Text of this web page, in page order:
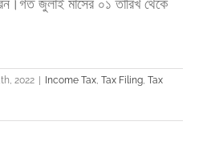
জুলাই মাসের ০১ তারিখ থেকে
2022 | Income Tax Tax Filing Tax